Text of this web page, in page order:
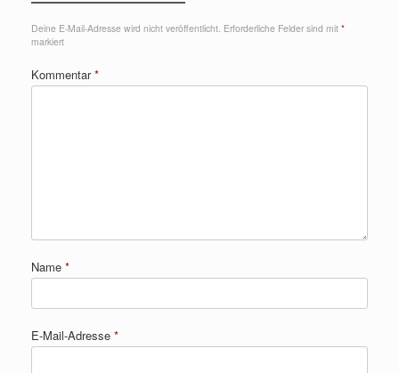
Deine E-Mail-Adresse wird nicht veröffentlicht. Erforderliche Felder sind mit *
markiert
Kommentar*
Name *
E-Mail-Adresse *